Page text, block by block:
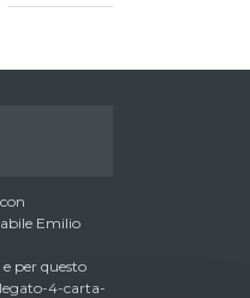
Emilio
per questo
4-carta-